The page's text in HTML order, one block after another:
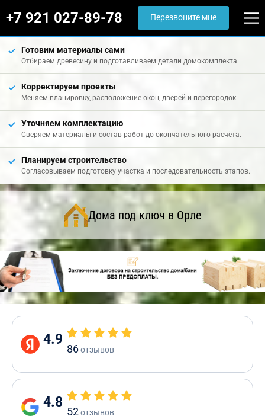
+7 921 027-89-78 Перезвоните мне
Готовим материалы сами
Отбираем древесину и подготавливаем детали домокомплекта.
Корректируем проекты
Меняем планировку, расположение окон, дверей и перегородок.
Уточняем комплектацию
Сверяем материалы и состав работ до окончательного расчёта.
Планируем строительство
Согласовываем подготовку участка и последовательность этапов.
Дома под ключ в Орле
4.9
86отзывов
4.8
52отзывов